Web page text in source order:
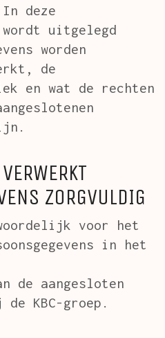
deze
uitgelegd
worden
de
en wat de rechten
ZORGVULDIG
voor het
in het
de aangesloten
KBC-groep.